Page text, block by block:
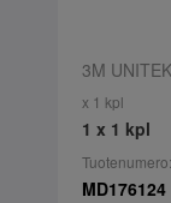
3M UNITEK
x 1 kpl
1 x 1 kpl
Tuotenumero:
MD176124